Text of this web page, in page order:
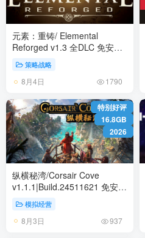
元素：重铸/ Elemental
Reforged v1.3 全DLC 免安装
英文版策略战略
8月4日 1790
特别好评
16.8GB
2026
纵横秘湾/Corsair Cove
v1.1.1|Build.24511621 免安装
中文版
模拟经营
8月3日 937